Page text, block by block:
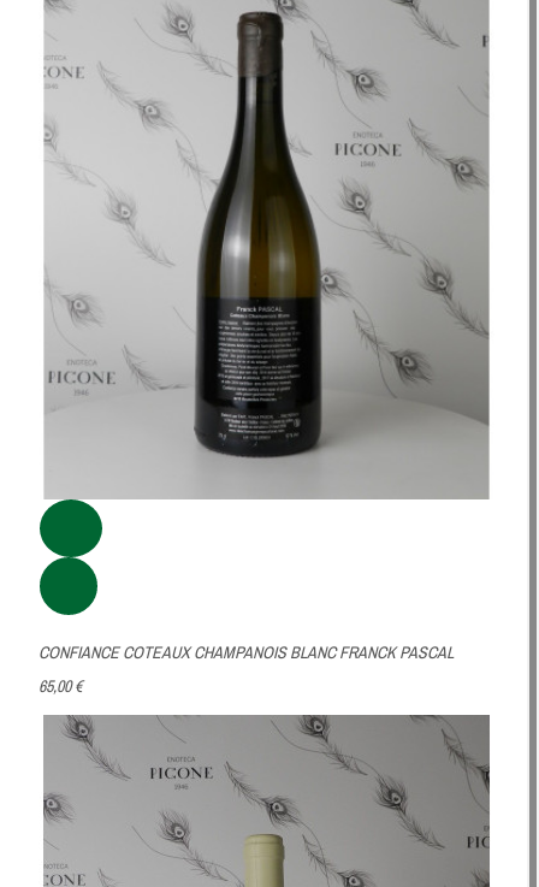
CONFIANCE COTEAUX CHAMPANOIS BLANC FRANCK PASCAL
65,00 €